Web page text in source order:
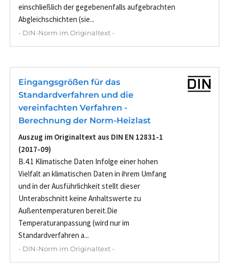
einschließlich der gegebenenfalls aufgebrachten
Abgleichschichten (sie...
- DIN-Norm im Originaltext -
Eingangsgrößen für das
Standardverfahren und die
vereinfachten Verfahren -
Berechnung der Norm-Heizlast
Auszug im Originaltext aus DIN EN 12831-1
(2017-09)
B.4.1 Klimatische Daten Infolge einer hohen
Vielfalt an klimatischen Daten in ihrem Umfang
und in der Ausführlichkeit stellt dieser
Unterabschnitt keine Anhaltswerte zu
Außentemperaturen bereit.Die
Temperaturanpassung (wird nur im
Standardverfahren a...
- DIN-Norm im Originaltext -